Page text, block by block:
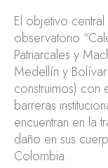
El objetivo
observatorio
Patriarcales y
Medellín y
construimos)
barreras
encuentran en la
daño en sus
Colombia.